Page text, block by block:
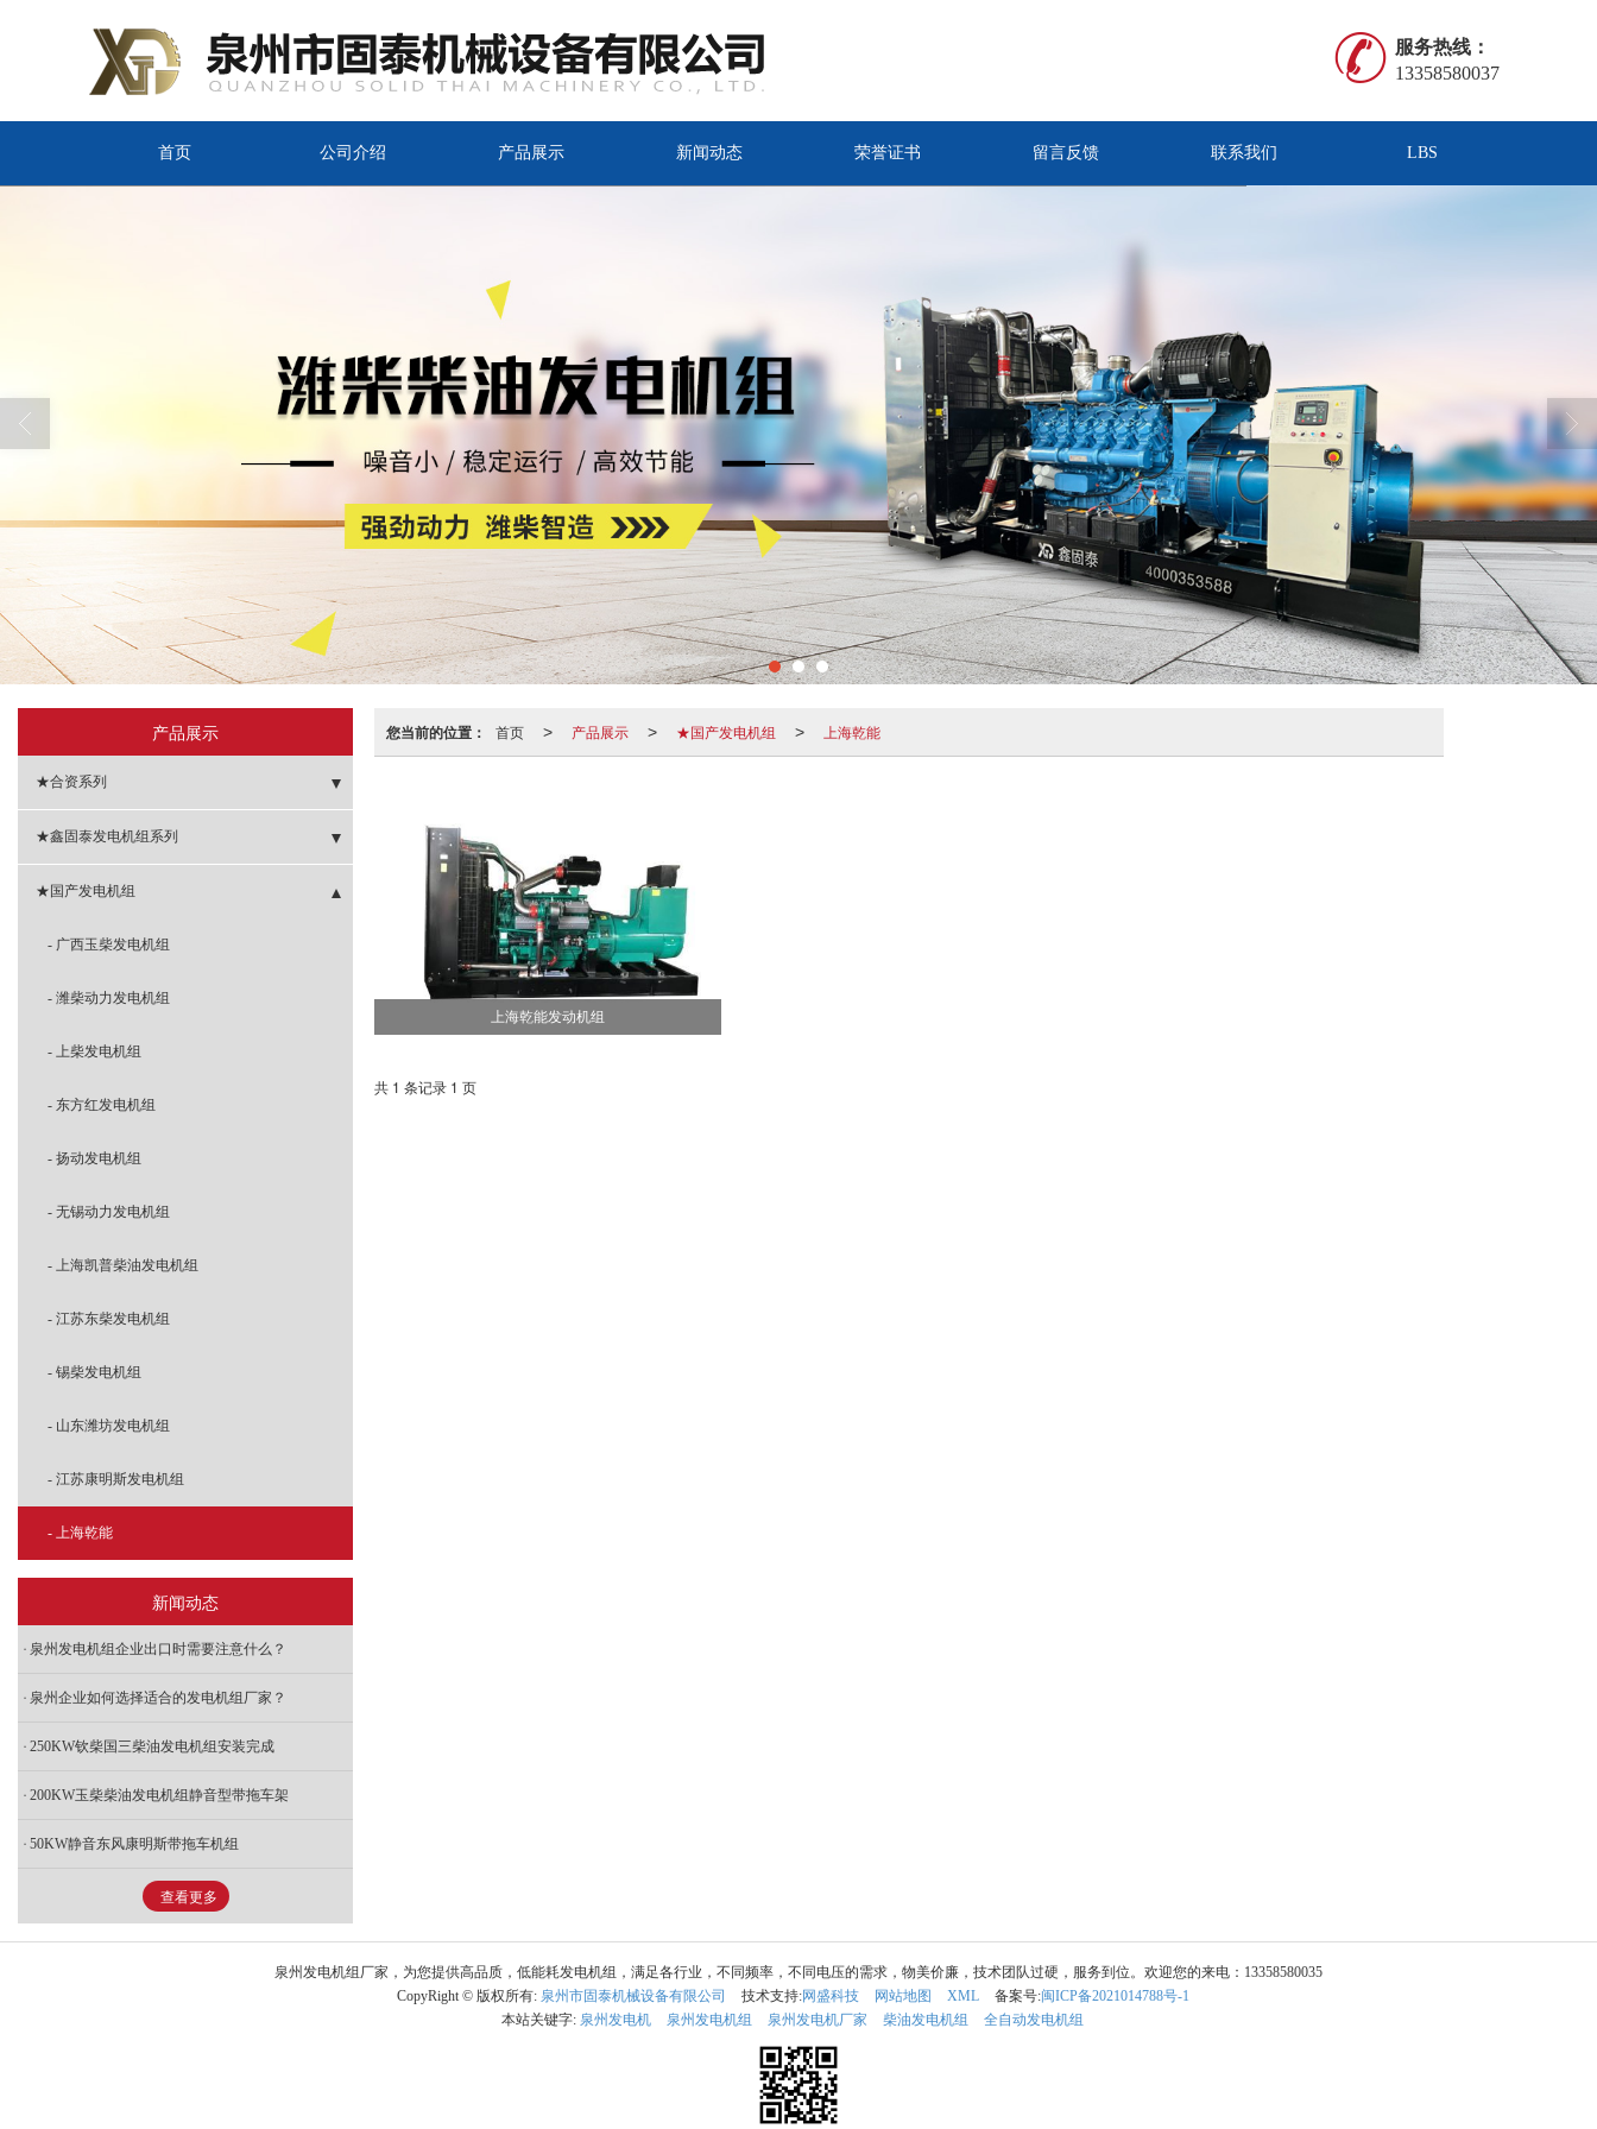
服务热线：
13358580037
首页 公司介绍 产品展示 新闻动态 荣誉证书 留言反馈 联系我们 LBS
您当前的位置： 首页 > 产品展示 > ★国产发电机组 > 上海乾能
上海乾能发动机组
共 1 条记录 1 页
产品展示
★合资系列
- 重庆康明斯发电机组
- 东风康明斯发电机组
- 磐谷动力发电机组
- 帕金斯发电机组
- 韩国现代发电机组
- 沃尔沃发电机组
★鑫固泰发电机组系列
- 移动式发电机组
- 静音型发电机组
- 单缸柴油发电机组
- 小型发电机组
- 移动灯塔式发电机组
- 钦柴发电机组
- 燃气发电机组
- 全自动发电机
★国产发电机组
- 广西玉柴发电机组
- 潍柴动力发电机组
- 上柴发电机组
- 东方红发电机组
- 扬动发电机组
- 无锡动力发电机组
- 上海凯普柴油发电机组
- 江苏东柴发电机组
- 锡柴发电机组
- 山东潍坊发电机组
- 江苏康明斯发电机组
- 上海乾能
新闻动态
泉州发电机组企业出口时需要注意什么？
泉州企业如何选择适合的发电机组厂家？
250KW钦柴国三柴油发电机组安装完成
200KW玉柴柴油发电机组静音型带拖车架
50KW静音东风康明斯带拖车机组
查看更多
泉州发电机组厂家，为您提供高品质，低能耗发电机组，满足各行业，不同频率，不同电压的需求，物美价廉，技术团队过硬，服务到位。欢迎您的来电：13358580035
CopyRight © 版权所有: 泉州市固泰机械设备有限公司 技术支持:网盛科技 网站地图 XML 备案号:闽ICP备2021014788号-1
本站关键字: 泉州发电机 泉州发电机组 泉州发电机厂家 柴油发电机组 全自动发电机组